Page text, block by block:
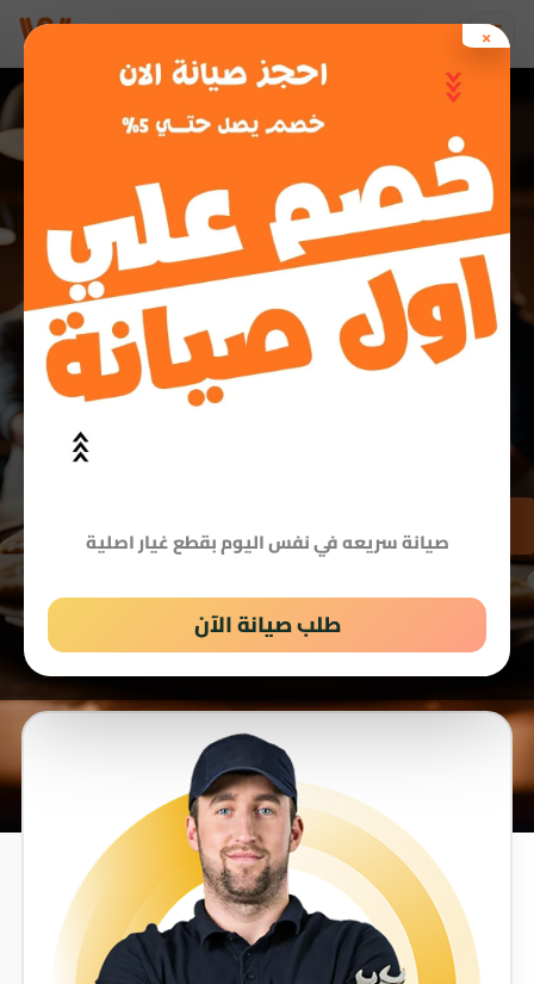
×
صيانة سريعه في نفس اليوم بقطع غيار اصلية
طلب صيانة الآن
المحتوى
صيانة أجهزة وايت وستنجهاوس
الشروق
احجز صيانة مضمونة في خطوات بسيطة فنيين معتمدين